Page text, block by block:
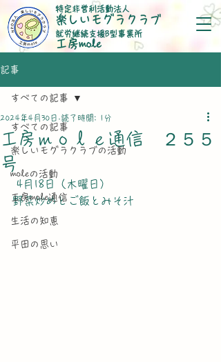
特定非営利活動法人
楽しいモグラクラブ
就労継続支援B型事業所
​工房mole
記事
すべての記事
楽しいモグラクラブの活動
moleの活動
工房mole通信
生活の知恵
平田の思い
すべての記事
工房ｍｏｌｅ通信 ２５５
号
2024年4月30日 読了時間: 1分
4月18日（木曜日）
野菜炒めとご飯とみそ汁